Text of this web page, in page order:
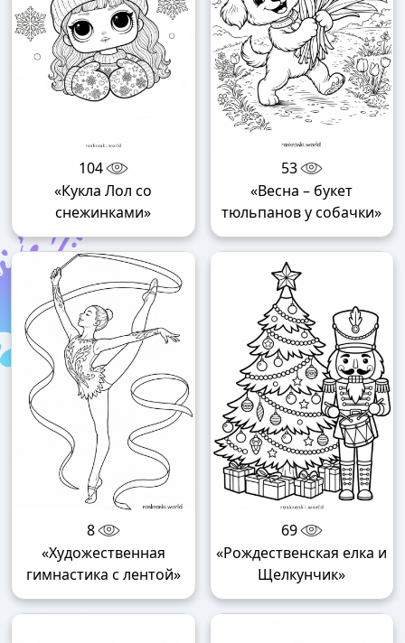
104
«Кукла Лол со
снежинками»
53
«Весна – букет
тюльпанов у собачки»
8
«Художественная
гимнастика с лентой»
69
«Рождественская елка и
Щелкунчик»